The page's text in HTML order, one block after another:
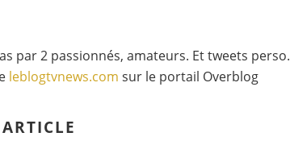
par 2 passionnés, amateurs. Et tweets perso.
leblogtvnews.com sur le portail Overblog